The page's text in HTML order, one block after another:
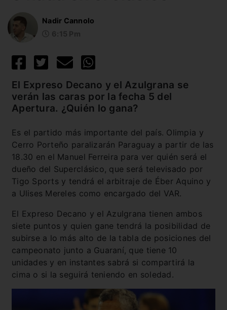
Nadir Cannolo
El Expreso Decano y el Azulgrana se
verán las caras por la fecha 5 del
Apertura. ¿Quién lo gana?
Es el partido más importante del país. Olimpia y
Cerro Porteño paralizarán Paraguay a partir de las
18.30 en el Manuel Ferreira para ver quién será el
dueño del Superclásico, que será televisado por
Tigo Sports y tendrá el arbitraje de Éber Aquino y
a Ulises Mereles como encargado del VAR.
El Expreso Decano y el Azulgrana tienen ambos
siete puntos y quien gane tendrá la posibilidad de
subirse a lo más alto de la tabla de posiciones del
campeonato junto a Guaraní, que tiene 10
unidades y en instantes sabrá si compartirá la
cima o si la seguirá teniendo en soledad.